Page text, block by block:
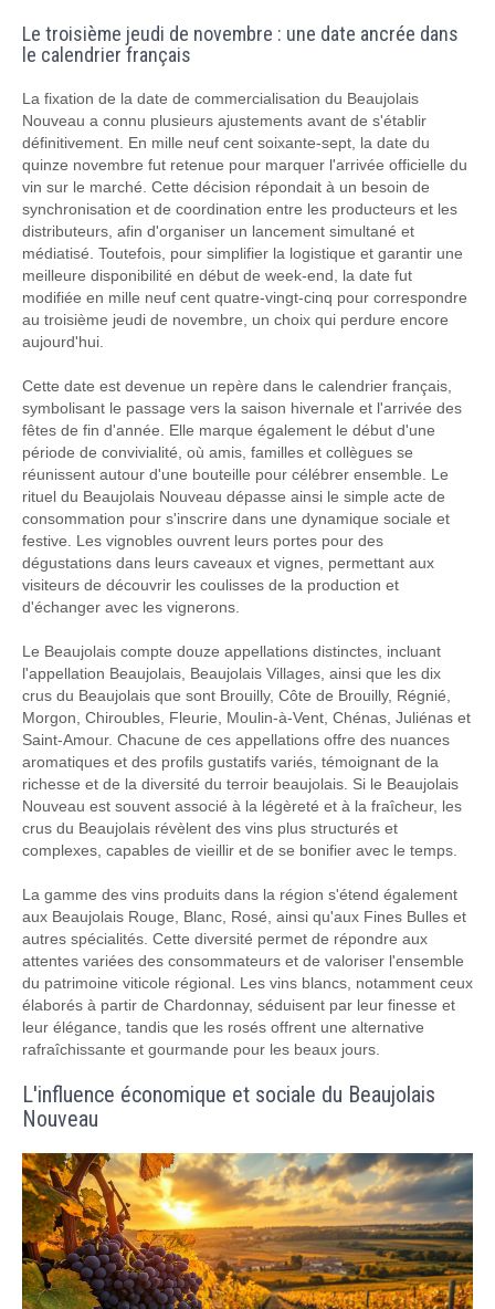
Le troisième jeudi de novembre : une date ancrée dans
le calendrier français
La fixation de la date de commercialisation du Beaujolais
Nouveau a connu plusieurs ajustements avant de s'établir
définitivement. En mille neuf cent soixante-sept, la date du
quinze novembre fut retenue pour marquer l'arrivée officielle du
vin sur le marché. Cette décision répondait à un besoin de
synchronisation et de coordination entre les producteurs et les
distributeurs, afin d'organiser un lancement simultané et
médiatisé. Toutefois, pour simplifier la logistique et garantir une
meilleure disponibilité en début de week-end, la date fut
modifiée en mille neuf cent quatre-vingt-cinq pour correspondre
au troisième jeudi de novembre, un choix qui perdure encore
aujourd'hui.
Cette date est devenue un repère dans le calendrier français,
symbolisant le passage vers la saison hivernale et l'arrivée des
fêtes de fin d'année. Elle marque également le début d'une
période de convivialité, où amis, familles et collègues se
réunissent autour d'une bouteille pour célébrer ensemble. Le
rituel du Beaujolais Nouveau dépasse ainsi le simple acte de
consommation pour s'inscrire dans une dynamique sociale et
festive. Les vignobles ouvrent leurs portes pour des
dégustations dans leurs caveaux et vignes, permettant aux
visiteurs de découvrir les coulisses de la production et
d'échanger avec les vignerons.
Le Beaujolais compte douze appellations distinctes, incluant
l'appellation Beaujolais, Beaujolais Villages, ainsi que les dix
crus du Beaujolais que sont Brouilly, Côte de Brouilly, Régnié,
Morgon, Chiroubles, Fleurie, Moulin-à-Vent, Chénas, Juliénas et
Saint-Amour. Chacune de ces appellations offre des nuances
aromatiques et des profils gustatifs variés, témoignant de la
richesse et de la diversité du terroir beaujolais. Si le Beaujolais
Nouveau est souvent associé à la légèreté et à la fraîcheur, les
crus du Beaujolais révèlent des vins plus structurés et
complexes, capables de vieillir et de se bonifier avec le temps.
La gamme des vins produits dans la région s'étend également
aux Beaujolais Rouge, Blanc, Rosé, ainsi qu'aux Fines Bulles et
autres spécialités. Cette diversité permet de répondre aux
attentes variées des consommateurs et de valoriser l'ensemble
du patrimoine viticole régional. Les vins blancs, notamment ceux
élaborés à partir de Chardonnay, séduisent par leur finesse et
leur élégance, tandis que les rosés offrent une alternative
rafraîchissante et gourmande pour les beaux jours.
L'influence économique et sociale du Beaujolais
Nouveau